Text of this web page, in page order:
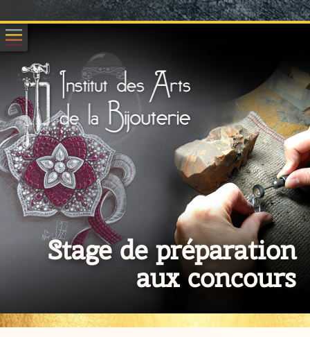
Stage de préparation
aux concours